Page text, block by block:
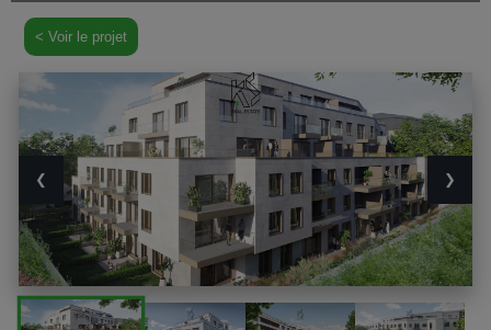
NOUS CONTACTER
< Voir le projet
❮ ❯